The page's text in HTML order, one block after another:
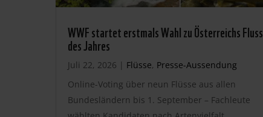
WWF startet erstmals Wahl zu Österreichs Fluss
des Jahres
Juli 22, 2026 | Flüsse, Presse-Aussendung
Online-Voting über neun Flüsse aus allen
Bundesländern bis 1. September – Fachleute